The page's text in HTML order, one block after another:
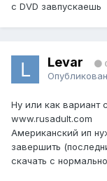
с DVD завпускаешь
Levar
Ну или как вариант
www.rusadult.com
Американский ип
завершить
скачать с